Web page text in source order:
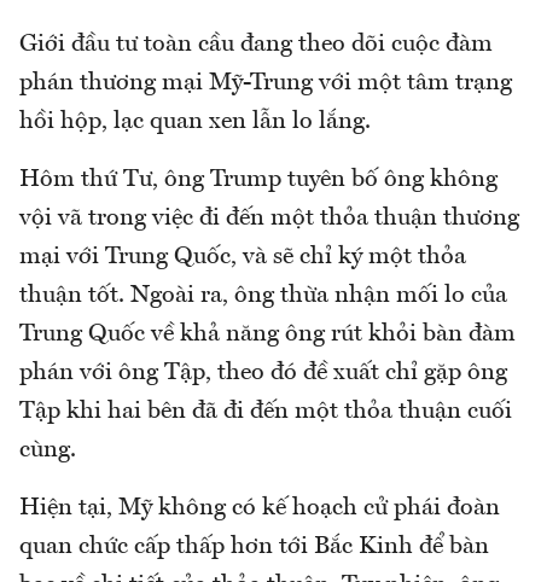
Giới đầu tư toàn cầu đang theo dõi cuộc đàm
phán thương mại Mỹ-Trung với một tâm trạng
hồi hộp, lạc quan xen lẫn lo lắng.
Hôm thứ Tư, ông Trump tuyên bố ông không
vội vã trong việc đi đến một thỏa thuận thương
mại với Trung Quốc, và sẽ chỉ ký một thỏa
thuận tốt. Ngoài ra, ông thừa nhận mối lo của
Trung Quốc về khả năng ông rút khỏi bàn đàm
phán với ông Tập, theo đó đề xuất chỉ gặp ông
Tập khi hai bên đã đi đến một thỏa thuận cuối
cùng.
Hiện tại, Mỹ không có kế hoạch cử phái đoàn
quan chức cấp thấp hơn tới Bắc Kinh để bàn